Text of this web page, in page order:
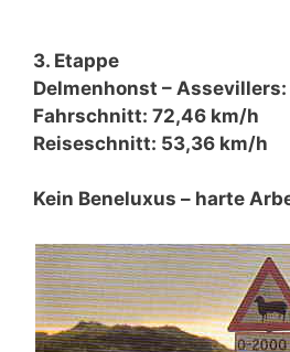
3. Etappe
Delmenhonst – Assevillers:
Fahrschnitt: 72,46 km/h
Reiseschnitt: 53,36 km/h
Kein Beneluxus – harte